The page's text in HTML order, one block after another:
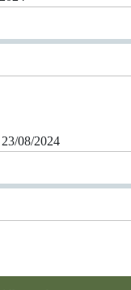
08/2024